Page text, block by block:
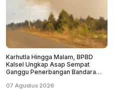
Karhutla Hingga Malam, BPBD
Kalsel Ungkap Asap Sempat
Ganggu Penerbangan Bandara
07 Agustus 2026